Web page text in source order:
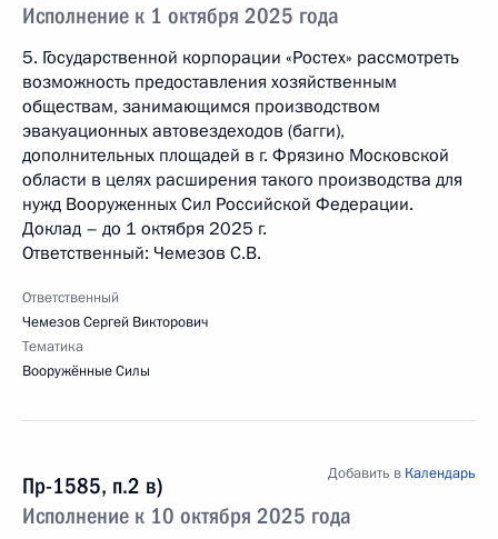
Исполнение к 1 октября 2025 года
5. Государственной корпорации «Ростех» рассмотреть
возможность предоставления хозяйственным
обществам, занимающимся производством
эвакуационных автовездеходов (багги),
дополнительных площадей в г. Фрязино Московской
области в целях расширения такого производства для
нужд Вооруженных Сил Российской Федерации.
Доклад – до 1 октября 2025 г.
Ответственный: Чемезов С.В.
Ответственный
Чемезов Сергей Викторович
Тематика
Вооружённые Силы
Пр-1585, п.2 в)
Исполнение к 10 октября 2025 года
Добавить в Календарь